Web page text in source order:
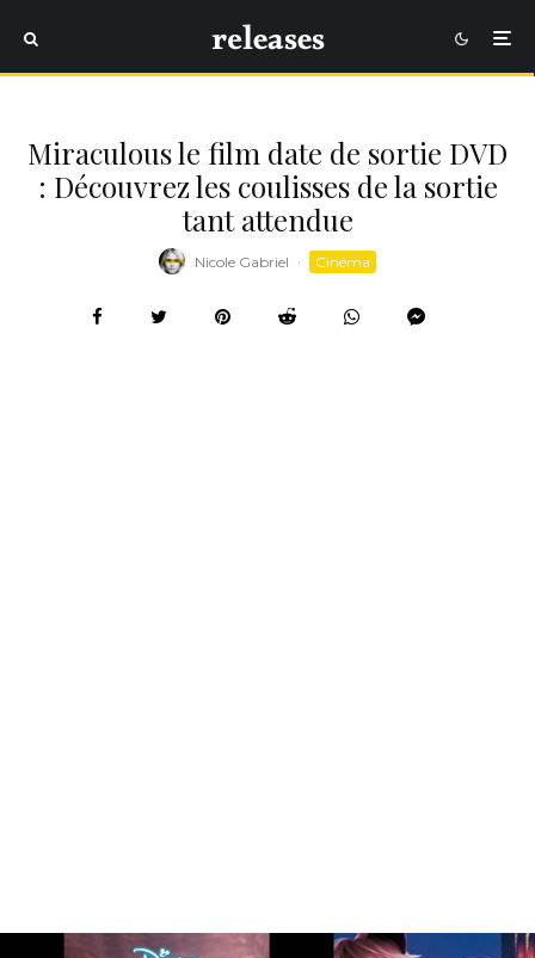
Miraculous le film date de sortie DVD
: Découvrez les coulisses de la sortie
tant attendue
Nicole Gabriel · Cinéma